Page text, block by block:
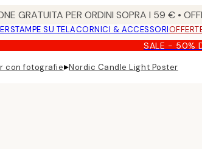
GRATUITA PER ORDINI SOPRA I 59 € •
STAMPE SU TELACORNICI & ACCESSORI
SALE - 50%
con fotografie▸Nordic Candle Light Poster